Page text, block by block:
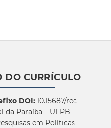
DO CURRÍCULO
DOI:10.15687/rec
da Paraíba – UFPB
em Políticas